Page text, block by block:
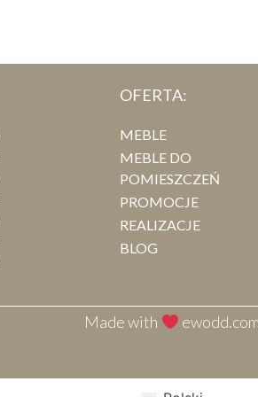
OFERTA:
MEBLE
MEBLE DO
POMIESZCZEŃ
PROMOCJE
REALIZACJE
BLOG
Made with ewodd.com